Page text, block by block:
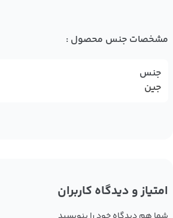
مشخصات جنس محصول :
جنس
جین
امتیاز و دیدگاه کاربران